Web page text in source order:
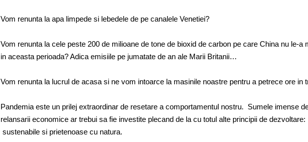
Vom renunta la apa limpede si lebedele de pe canalele Venetiei?
Vom renunta la cele peste 200 de milioane de tone de bioxid de carbon pe care China nu le-a
in aceasta perioada? Adica emisiile pe jumatate de an ale Marii Britanii…
Vom renunta la lucrul de acasa si ne vom intoarce la masinile noastre pentru a petrece ore in
Pandemia este un prilej extraordinar de resetare a comportamentul nostru. Sumele imense
relansarii economice ar trebui sa fie investite plecand de la cu totul alte principii de dezvoltare:
sustenabile si prietenoase cu natura.